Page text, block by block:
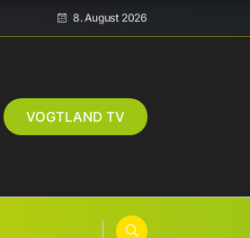
8. August 2026
VOGTLAND TV